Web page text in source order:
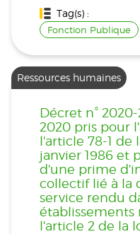
Tag(s) :
Fonction Publique
Ressources humaines
Décret n°
2020 pris pour
l'article 78-1 de
janvier 1986 et
d'une prime
collectif lié à la
service rendu
établissements
l'article 2 de la